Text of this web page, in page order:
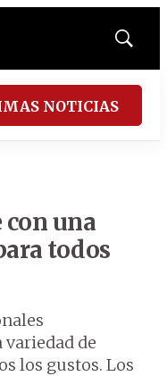
Mostrar
NOTICIAS
con una
todos
de
los gustos. Los